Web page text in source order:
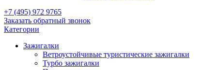
+7 (495) 972 9765
Заказать обратный звонок
Категории
Зажигалки
Ветроустойчивые туристические зажигалки
Турбо зажигалки